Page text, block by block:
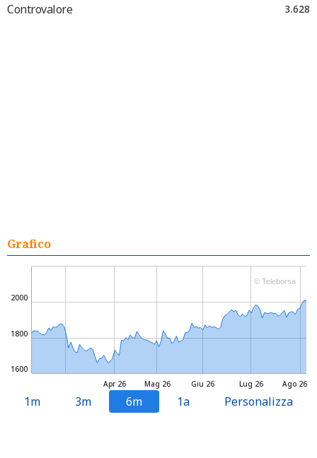
Controvalore 3.628
Grafico
Mag 26 Lug 26
Apr 26 Giu 26 Ago 26
1600
1800
2000
© Teleborsa
1m 3m 6m 1a Personalizza